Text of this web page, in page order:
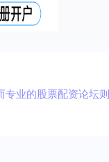
业的股票配资论坛